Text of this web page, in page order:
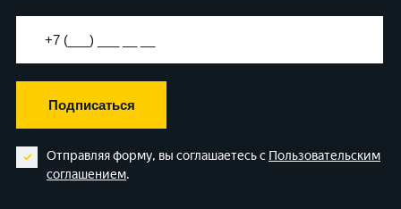
Подписаться
Отправляя форму, вы соглашаетесь с Пользовательским
соглашением.